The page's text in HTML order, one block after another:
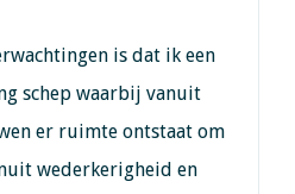
is dat ik een
schep waarbij vanuit
er ruimte ontstaat om
wederkerigheid en